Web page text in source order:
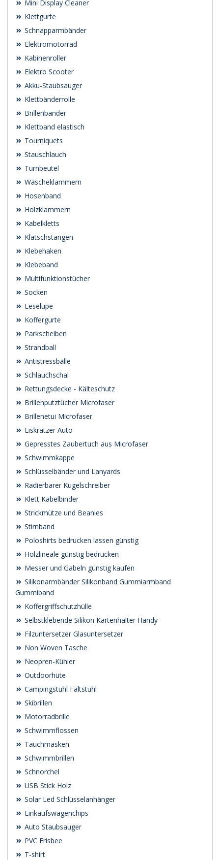
Mini Display Cleaner
Klettgurte
Schnapparmbänder
Elektromotorrad
Kabinenroller
Elektro Scooter
Akku-Staubsauger
Klettbänderrolle
Brillenbänder
Klettband elastisch
Tourniquets
Stauschlauch
Turnbeutel
Wäscheklammern
Hosenband
Holzklammern
Kabelkletts
Klatschstangen
Klebehaken
Klebeband
Multifunktionstücher
Socken
Leselupe
Koffergurte
Parkscheiben
Strandball
Antistressbälle
Schlauchschal
Rettungsdecke - Kälteschutz
Brillenputztücher Microfaser
Brillenetui Microfaser
Eiskratzer Auto
Gepresstes Zaubertuch aus Microfaser
Schwimmkappe
Schlüsselbänder und Lanyards
Radierbarer Kugelschreiber
Klett Kabelbinder
Strickmütze und Beanies
Stirnband
Poloshirts bedrucken lassen günstig
Holzlineale günstig bedrucken
Messer und Gabeln günstig kaufen
Silikonarmbänder Silikonband Gummiarmband
Gummiband
Koffergriffschutzhülle
Selbstklebende Silikon Kartenhalter Handy
Filzuntersetzer Glasuntersetzer
Non Woven Tasche
Neopren-Kühler
Outdoorhüte
Campingstuhl Faltstuhl
Skibrillen
Motorradbrille
Schwimmflossen
Tauchmasken
Schwimmbrillen
Schnorchel
USB Stick Holz
Solar Led Schlüsselanhänger
Einkaufswagenchips
Auto Staubsauger
PVC Frisbee
T-shirt